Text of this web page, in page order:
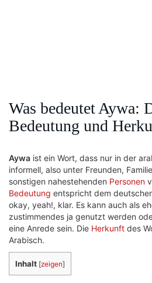
Was bedeutet Aywa:
Bedeutung und
Aywa ist ein Wort, dass nur in der
informell, also unter Freunden,
sonstigen nahestehenden Personen
Bedeutung entspricht dem
okay, yeah!, klar. Es kann auch als
zustimmendes ja genutzt werden
eine Anrede sein. Die Herkunft des
Arabisch.
Inhalt [zeigen]